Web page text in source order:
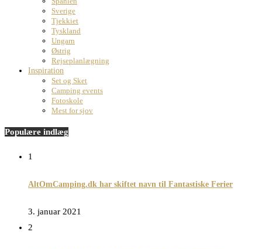
Sverige
Tjekkiet
Tyskland
Ungarn
Østrig
Rejseplanlægning
Inspiration
Set og Sket
Camping events
Fotoskole
Mest for sjov
Populære indlæg
1
AltOmCamping.dk har skiftet navn til Fantastiske Ferier
3. januar 2021
2